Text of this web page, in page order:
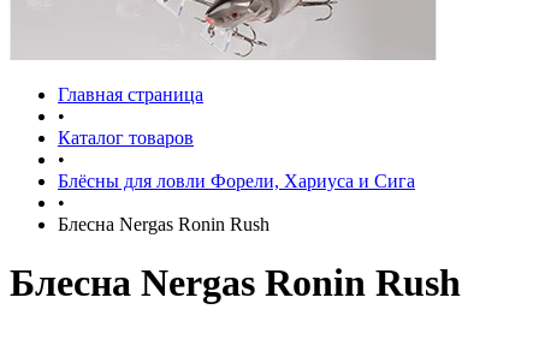
Главная страница
•
Каталог товаров
•
Блёсны для ловли Форели, Хариуса и Сига
•
Блесна Nergas Ronin Rush
Блесна Nergas Ronin Rush